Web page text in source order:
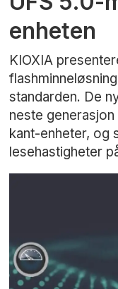
enheten
KIOXIA
standarden. De
neste
kant-enheter, og
lesehastigheter